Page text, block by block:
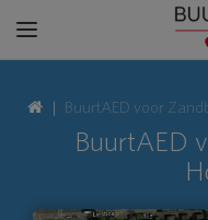
BuurtAED voor
BuurtAED